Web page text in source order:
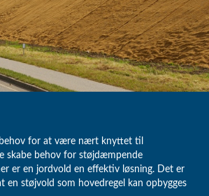
behov for at være nært knyttet til
skabe behov for støjdæmpende
er en jordvold en effektiv løsning. Det er
en støjvold som hovedregel kan opbygges